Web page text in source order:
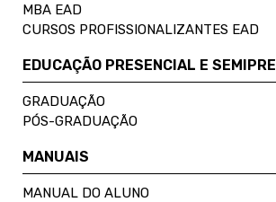
MBA EAD
CURSOS PROFISSIONALIZANTES EAD
EDUCAÇÃO PRESENCIAL E
GRADUAÇÃO
PÓS-GRADUAÇÃO
MANUAIS
MANUAL DO ALUNO